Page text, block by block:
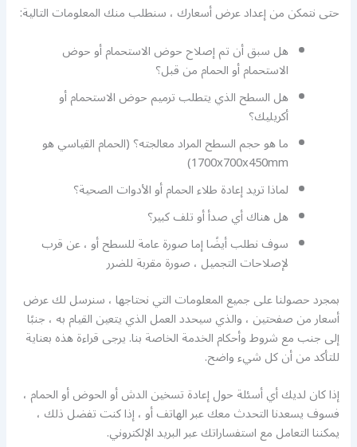
حتى نتمكن من إعداد عرض أسعارك ، سنطلب منك المعلومات التالية:
هل سبق أن تم إصلاح حوض الاستحمام أو حوض
الاستحمام أو الحمام من قبل؟
هل السطح الذي يتطلب ترميم حوض الاستحمام أو
أكريليك؟
ما هو حجم السطح المراد معالجته؟ (الحمام القياسي هو
1700x700x450mm)
لماذا تريد إعادة طلاء الحمام أو الأدوات الصحية؟
هل هناك أي صدأ أو تلف كبير؟
سوف نطلب أيضًا إما صورة عامة للسطح أو ، عن قرب
لإصلاحات التجميل ، صورة مقربة للضرر
بمجرد حصولنا على جميع المعلومات التي نحتاجها ، سنرسل لك عرض
أسعار من صفحتين ، والذي سيحدد العمل الذي يتعين القيام به ، جنبًا
إلى جنب مع شروط وأحكام الخدمة الخاصة بنا. يرجى قراءة هذه بعناية
للتأكد من أن كل شيء واضح.
إذا كان لديك أي أسئلة حول إعادة تسخين الدش أو الحوض أو الحمام ،
فسوف يسعدنا التحدث معك عبر الهاتف أو ، إذا كنت تفضل ذلك ،
يمكننا التعامل مع استفساراتك عبر البريد الإلكتروني.